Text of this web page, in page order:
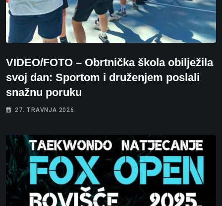
VIDEO/FOTO – Obrtnička škola obilježila
svoj dan: Sportom i druženjem poslali
snažnu poruku
27. TRAVNJA 2026.